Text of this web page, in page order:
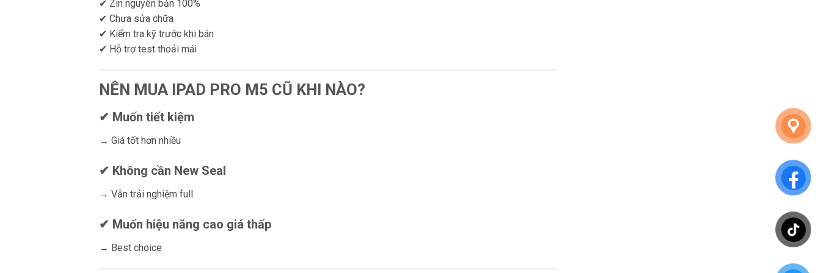
✔ Zin nguyên bản 100%
✔ Chưa sửa chữa
✔ Kiểm tra kỹ trước khi bán
✔ Hỗ trợ test thoải mái
NÊN MUA IPAD PRO M5 CŨ KHI NÀO?
✔ Muốn tiết kiệm
→ Giá tốt hơn nhiều
✔ Không cần New Seal
→ Vẫn trải nghiệm full
✔ Muốn hiệu năng cao giá thấp
→ Best choice